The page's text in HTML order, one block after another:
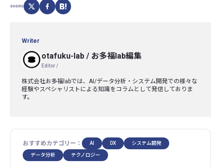
SHERE
Writer
otafuku-lab / お多福lab編集
Editor /
株式会社お多福labでは、AI/データ分析・システム開発での様々な
経験やスペシャリストによる知識をコラムとして発信しておりま
す。
おすすめカテゴリー： AI DX システム開発
データ分析 テクノロジー